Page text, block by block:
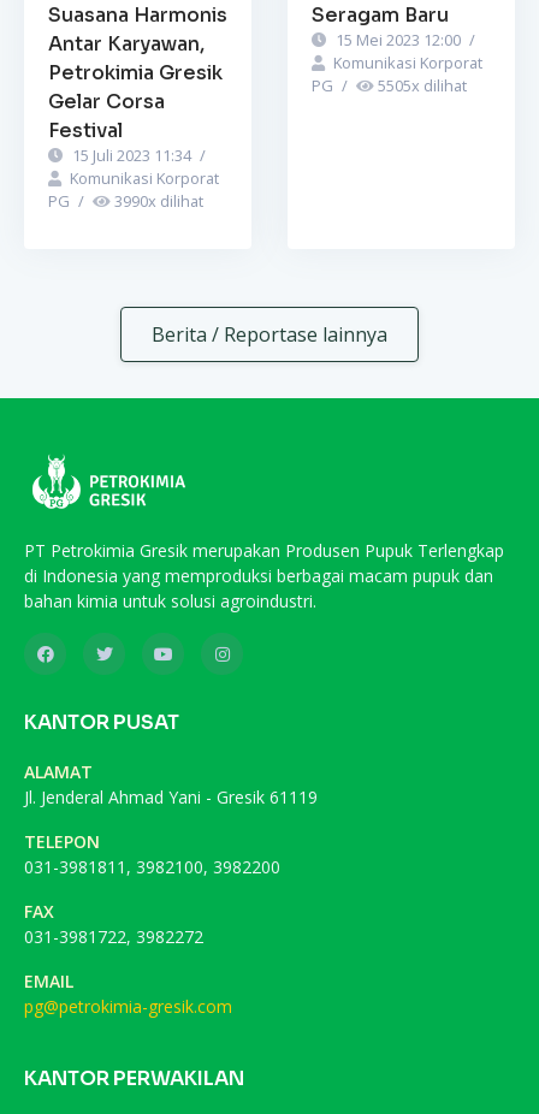
Suasana Harmonis
Antar Karyawan,
Petrokimia Gresik
Gelar Corsa
Festival
15 Juli 2023 11:34 /
Komunikasi Korporat
PG / 3990x dilihat
Seragam Baru
15 Mei 2023 12:00 /
Komunikasi Korporat
PG / 5505x dilihat
Berita / Reportase lainnya
PT Petrokimia Gresik merupakan Produsen Pupuk Terlengkap
di Indonesia yang memproduksi berbagai macam pupuk dan
bahan kimia untuk solusi agroindustri.
KANTOR PUSAT
ALAMAT
Jl. Jenderal Ahmad Yani - Gresik 61119
TELEPON
031-3981811, 3982100, 3982200
FAX
031-3981722, 3982272
EMAIL
pg@petrokimia-gresik.com
KANTOR PERWAKILAN